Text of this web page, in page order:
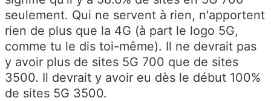
seulement. Qui ne servent à rien, n'apportent
rien de plus que la 4G (à part le logo 5G,
comme tu le dis toi-même). Il ne devrait pas
y avoir plus de sites 5G 700 que de sites
3500. Il devrait y avoir eu dès le début 100%
de sites 5G 3500.